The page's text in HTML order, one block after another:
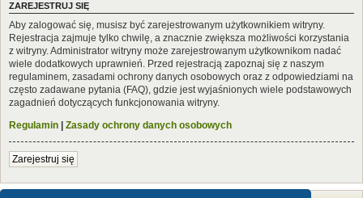
ZAREJESTRUJ SIĘ
Aby zalogować się, musisz być zarejestrowanym użytkownikiem witryny.
Rejestracja zajmuje tylko chwilę, a znacznie zwiększa możliwości korzystania
z witryny. Administrator witryny może zarejestrowanym użytkownikom nadać
wiele dodatkowych uprawnień. Przed rejestracją zapoznaj się z naszym
regulaminem, zasadami ochrony danych osobowych oraz z odpowiedziami na
często zadawane pytania (FAQ), gdzie jest wyjaśnionych wiele podstawowych
zagadnień dotyczących funkcjonowania witryny.
Regulamin | Zasady ochrony danych osobowych
Zarejestruj się